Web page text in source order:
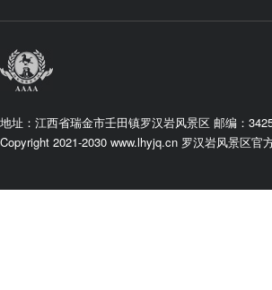
地址：江西省瑞金市壬田镇罗汉岩风景区 邮编：
Copyright 2021-2030 www.lhyjq.cn 罗汉岩风景区官